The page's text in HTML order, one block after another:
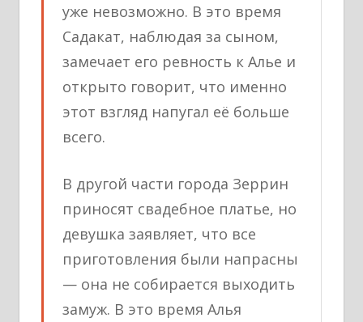
уже невозможно. В это время
Садакат, наблюдая за сыном,
замечает его ревность к Алье и
открыто говорит, что именно
этот взгляд напугал её больше
всего.
В другой части города Зеррин
приносят свадебное платье, но
девушка заявляет, что все
приготовления были напрасны
— она не собирается выходить
замуж. В это время Алья